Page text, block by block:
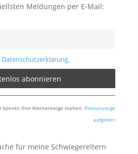
Meldungen per E-Mail:
könnte Ihre Kleinanzeige stehen: Kleinanzeige
aufgeben
für meine Schwiegereltern